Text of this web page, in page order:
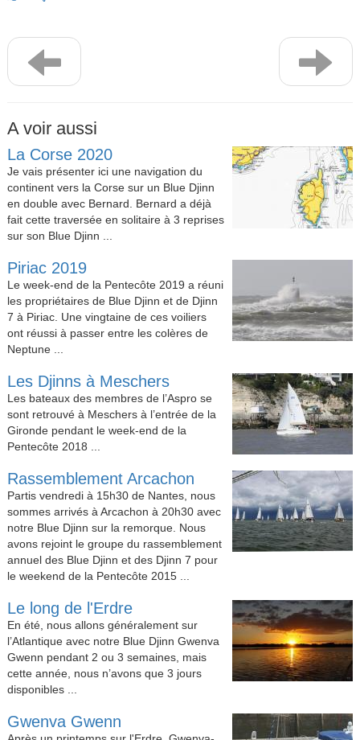
A voir aussi
La Corse 2020
Je vais présenter ici une navigation du
continent vers la Corse sur un Blue Djinn
en double avec Bernard. Bernard a déjà
fait cette traversée en solitaire à 3 reprises
sur son Blue Djinn ...
Piriac 2019
Le week-end de la Pentecôte 2019 a réuni
les propriétaires de Blue Djinn et de Djinn
7 à Piriac. Une vingtaine de ces voiliers
ont réussi à passer entre les colères de
Neptune ...
Les Djinns à Meschers
Les bateaux des membres de l’Aspro se
sont retrouvé à Meschers à l’entrée de la
Gironde pendant le week-end de la
Pentecôte 2018 ...
Rassemblement Arcachon
Partis vendredi à 15h30 de Nantes, nous
sommes arrivés à Arcachon à 20h30 avec
notre Blue Djinn sur la remorque. Nous
avons rejoint le groupe du rassemblement
annuel des Blue Djinn et des Djinn 7 pour
le weekend de la Pentecôte 2015 ...
Le long de l'Erdre
En été, nous allons généralement sur
l’Atlantique avec notre Blue Djinn Gwenva
Gwenn pendant 2 ou 3 semaines, mais
cette année, nous n’avons que 3 jours
disponibles ...
Gwenva Gwenn